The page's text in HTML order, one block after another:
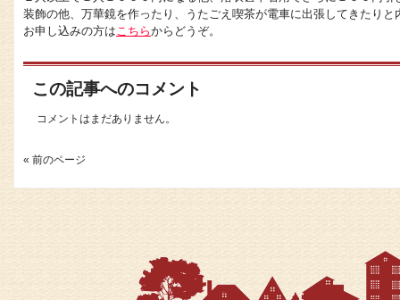
装飾の他、万華鏡を作ったり、うたごえ喫茶が電車に出張してきたりと
お申し込みの方はこちらからどうぞ。
この記事へのコメント
コメントはまだありません。
« 前のページ